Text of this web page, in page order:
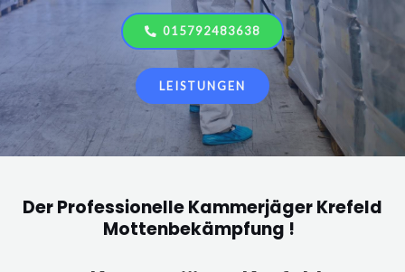
015792483638
LEISTUNGEN
Der Professionelle Kammerjäger Krefeld
Mottenbekämpfung !